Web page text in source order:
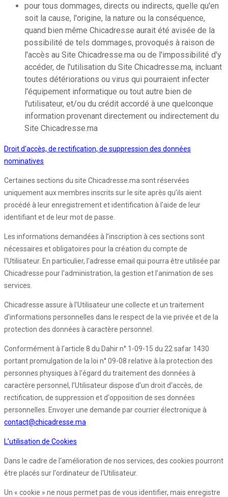
pour tous dommages, directs ou indirects, quelle qu'en
soit la cause, l'origine, la nature ou la conséquence,
quand bien même Chicadresse aurait été avisée de la
possibilité de tels dommages, provoqués à raison de
l'accès au Site Chicadresse.ma ou de l'impossibilité d'y
accéder, de l'utilisation du Site Chicadresse.ma, incluant
toutes détériorations ou virus qui pourraient infecter
l'équipement informatique ou tout autre bien de
l'utilisateur, et/ou du crédit accordé à une quelconque
information provenant directement ou indirectement du
Site Chicadresse.ma
Droit d'accès, de rectification, de suppression des données
nominatives
Certaines sections du site Chicadresse.ma sont réservées
uniquement aux membres inscrits sur le site après qu’ils aient
procédé à leur enregistrement et identification à l'aide de leur
identifiant et de leur mot de passe.
Les informations demandées à l’inscription à ces sections sont
nécessaires et obligatoires pour la création du compte de
l'Utilisateur. En particulier, l'adresse email qui pourra être utilisée par
Chicadresse pour l'administration, la gestion et l'animation de ses
services.
Chicadresse assure à l'Utilisateur une collecte et un traitement
d'informations personnelles dans le respect de la vie privée et de la
protection des données à caractère personnel.
Conformément à l’article 8 du Dahir n° 1-09-15 du 22 safar 1430
portant promulgation de la loi n° 09-08 relative à la protection des
personnes physiques à l'égard du traitement des données à
caractère personnel, l’Utilisateur dispose d'un droit d'accès, de
rectification, de suppression et d'opposition de ses données
personnelles. Envoyer une demande par courrier électronique à
contact@chicadresse.ma
L’utilisation de Cookies
Dans le cadre de l'amélioration de nos services, des cookies pourront
être placés sur l'ordinateur de l'Utilisateur.
Un « cookie » ne nous permet pas de vous identifier, mais enregistre